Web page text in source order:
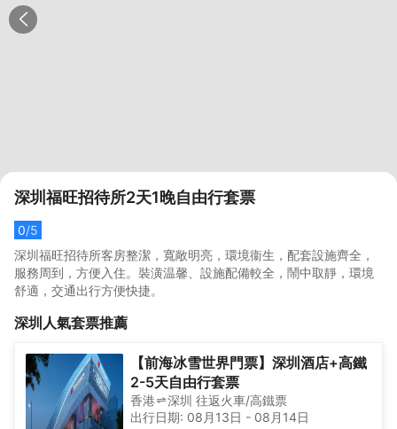
深圳福旺招待所2天1晚自由行套票
0/5
深圳福旺招待所客房整潔，寬敞明亮，環境衞生，配套設施齊全，
服務周到，方便入住。裝潢温馨、設施配備較全，鬧中取靜，環境
舒適，交通出行方便快捷。
深圳 人氣套票推薦
【前海冰雪世界門票】深圳酒店+高鐵
2-5天自由行套票
香港 深圳 往返火車/高鐵票
出行日期: 08月13日 - 08月14日